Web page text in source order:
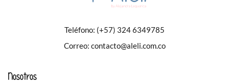
Teléfono: (+57) 324 6349785
Correo: contacto@aleli.com.co
Nosotros